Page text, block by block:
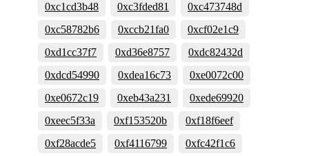
0xc1cd3b48
0xc3fded81
0xc473748d
0xc58782b6
0xccb21fa0
0xcf02e1c9
0xd1cc37f7
0xd36e8757
0xdc82432d
0xdcd54990
0xdea16c73
0xe0072c00
0xe0672c19
0xeb43a231
0xede69920
0xeec5f33a
0xf153520b
0xf18f6eef
0xf28acde5
0xf4116799
0xfc42f1c6